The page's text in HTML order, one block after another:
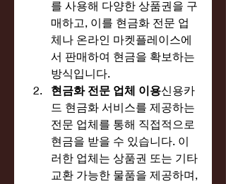
를 사용해 다양한 상품권을 구
매하고, 이를 현금화 전문 업
체나 온라인 마켓플레이스에
서 판매하여 현금을 확보하는
방식입니다.
현금화 전문 업체 이용신용카
드 현금화 서비스를 제공하는
전문 업체를 통해 직접적으로
현금을 받을 수 있습니다. 이
러한 업체는 상품권 또는 기타
교환 가능한 물품을 제공하며,